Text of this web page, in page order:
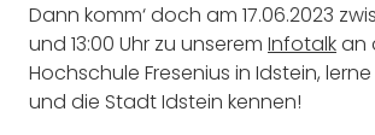
Dann komm‘ doch am 17.06.2023
und 13:00 Uhr zu unserem Infotalkan
Hochschule Fresenius in Idstein,
und die Stadt Idstein kennen!